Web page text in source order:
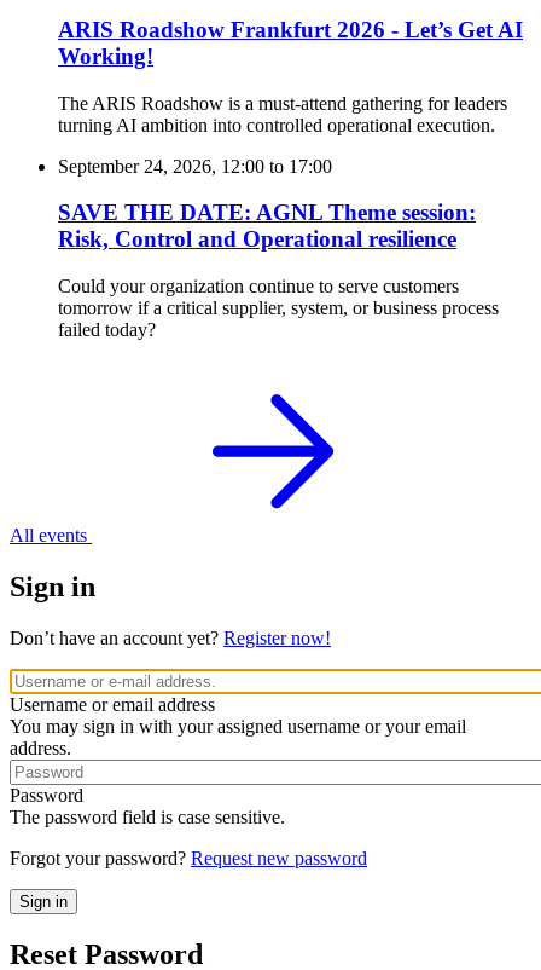
ARIS Roadshow Frankfurt 2026 - Let’s Get AI
Working!
The ARIS Roadshow is a must-attend gathering for leaders
turning AI ambition into controlled operational execution.
September 24, 2026, 12:00 to 17:00
SAVE THE DATE: AGNL Theme session:
Risk, Control and Operational resilience
Could your organization continue to serve customers
tomorrow if a critical supplier, system, or business process
failed today?
All events
Sign in
Don’t have an account yet? Register now!
Username or email address
You may sign in with your assigned username or your email
address.
Password
The password field is case sensitive.
Forgot your password? Request new password
Reset Password